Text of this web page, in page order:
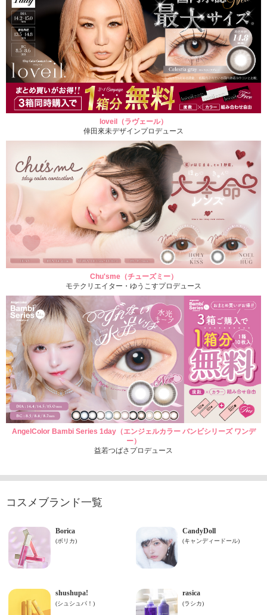
loveil（ラヴェール）
倖田來未デザインプロデュース
Chu'sme（チューズミー）
モテクリエイター・ゆうこすプロデュース
AngelColor Bambi Series 1day（エンジェルカラー バンビシリーズ ワンデ
ー）
益若つばさプロデュース
コスメブランド一覧